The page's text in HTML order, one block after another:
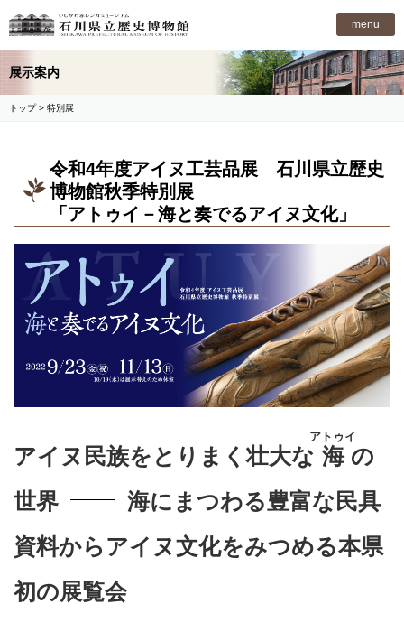
展示案内
トップ> 特別展
menu
令和4年度アイヌ工芸品展 石川県立歴史
博物館秋季特別展
「アトゥイ－海と奏でるアイヌ文化」
アイヌ民族をとりまく壮大な 海
アトゥイ
の
世界
海にまつわる豊富な民具
資料からアイヌ文化をみつめる本県
初の展覧会